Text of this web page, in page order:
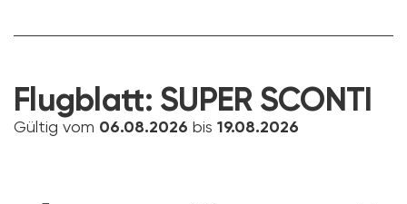
Flugblatt: SUPER SCONTI
Gültig vom 06.08.2026 bis 19.08.2026